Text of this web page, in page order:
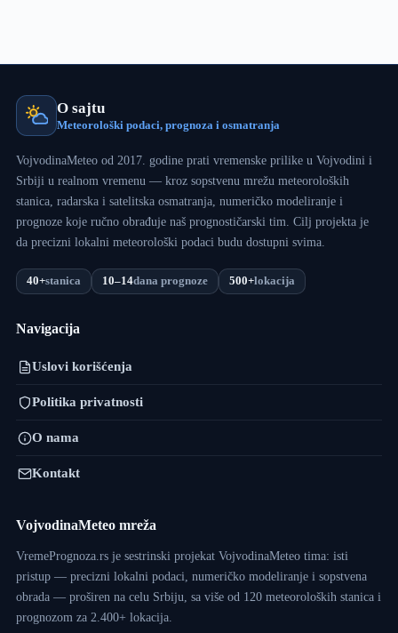
O sajtu
Meteorološki podaci, prognoza i osmatranja
VojvodinaMeteo od 2017. godine prati vremenske prilike u Vojvodini i
Srbiji u realnom vremenu — kroz sopstvenu mrežu meteoroloških
stanica, radarska i satelitska osmatranja, numeričko modeliranje i
prognoze koje ručno obrađuje naš prognostičarski tim. Cilj projekta je
da precizni lokalni meteorološki podaci budu dostupni svima.
40+stanica 10–14dana prognoze 500+lokacija
Navigacija
Uslovi korišćenja
Politika privatnosti
O nama
Kontakt
VojvodinaMeteo mreža
VremePrognoza.rs je sestrinski projekat VojvodinaMeteo tima: isti
pristup — precizni lokalni podaci, numeričko modeliranje i sopstvena
obrada — proširen na celu Srbiju, sa više od 120 meteoroloških stanica i
prognozom za 2.400+ lokacija.